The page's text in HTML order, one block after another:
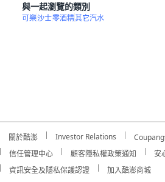
與一起瀏覽的類別
可樂沙士零酒精其它汽水
關於酷澎 Investor Relations
信任管理中心
顧客隱私權政策通知 安
資訊安全及隱私保護認證
加入酷澎商城